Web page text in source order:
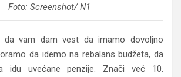
Foto: Screenshot/ N1
da vam dam vest da imamo dovoljno
da idemo na rebalans budžeta, da
idu uvećane penzije. Znači već 10.